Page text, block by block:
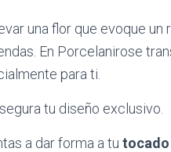
una flor que evoque un
En Porcelanirose
para ti.
tu diseño exclusivo.
a dar forma a tu tocado